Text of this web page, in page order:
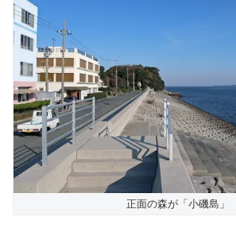
正面の森が「小磯島」